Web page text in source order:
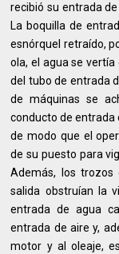
recibió su entrada
La boquilla de
esnórquel retraído,
ola, el agua se
del tubo de entrada
de máquinas se
conducto de entrada
de modo que el
de su puesto para
Además, los trozos
salida obstruían la
entrada de agua
entrada de aire y,
motor y al oleaje,